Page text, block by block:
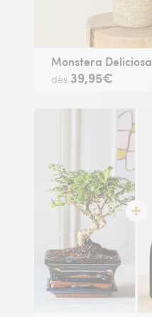
Monstera Deliciosa
dès 39,95€